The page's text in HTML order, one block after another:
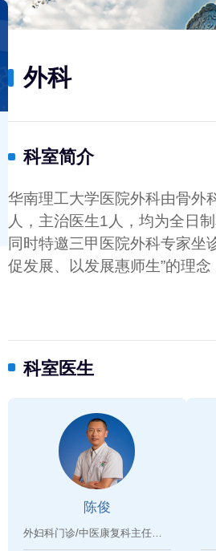
外科
科室简介
华南理工大学医院外科由骨外
人，主治医生1人，均为全日
同时特邀三甲医院外科专家坐
促发展、以发展惠师生”的理
科室医生
陈俊
外妇科门诊/中医康复科主任，骨...